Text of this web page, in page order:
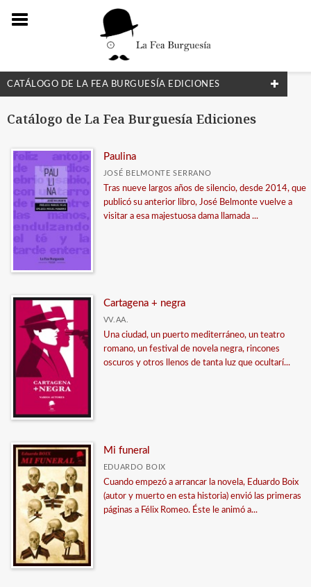
CATÁLOGO DE LA FEA BURGUESÍA EDICIONES
NUESTRAS COLECCIONES
Narrativa
Poesía
MATERIAS
<Genérica>
Catálogo de La Fea Burguesía Ediciones
Paulina
JOSÉ BELMONTE SERRANO
Tras nueve largos años de silencio, desde 2014, que
publicó su anterior libro, José Belmonte vuelve a
visitar a esa majestuosa dama llamada ...
Cartagena + negra
VV.AA.
Una ciudad, un puerto mediterráneo, un teatro
romano, un festival de novela negra, rincones
oscuros y otros llenos de tanta luz que ocultarí...
Mi funeral
EDUARDO BOIX
Cuando empezó a arrancar la novela, Eduardo Boix
(autor y muerto en esta historia) envió las primeras
páginas a Félix Romeo. Éste le animó a...